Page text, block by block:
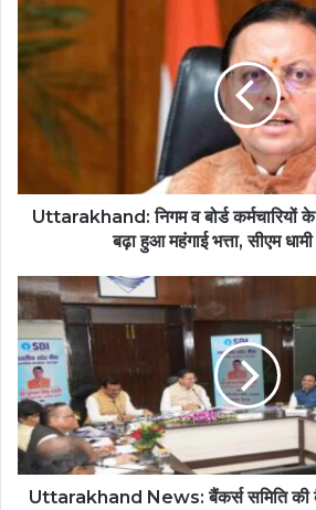
Uttarakhand: निगम व बोर्ड कर्मचारियों
बढ़ा हुआ महंगाई भत्ता, सीएम
Uttarakhand News: बैंकर्स समिति की